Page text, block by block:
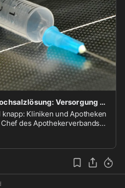
Lieferengpässe bei Kochsalzlösung: Versorgung gefährdet
Kliniken und Apotheken
des Apothekerverbands
für Patienten.